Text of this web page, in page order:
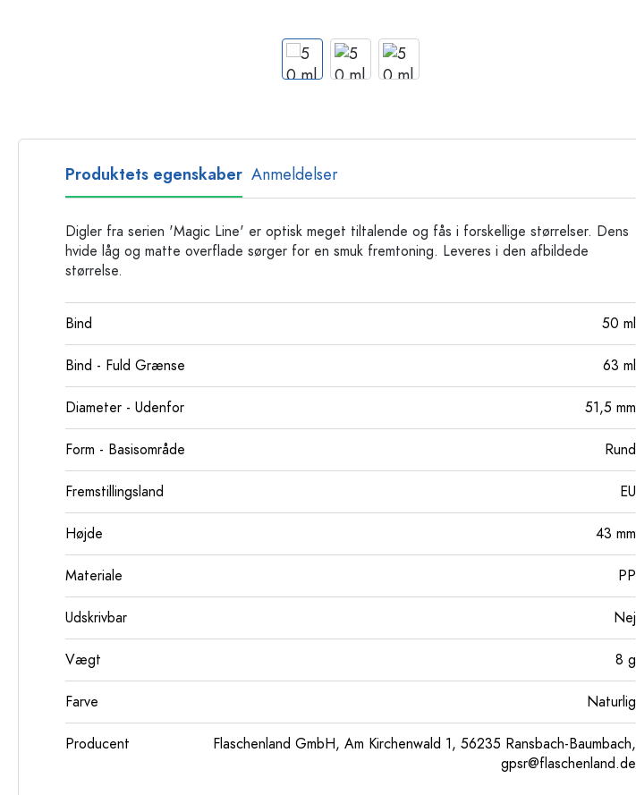
Produktets egenskaber Anmeldelser
Digler fra serien 'Magic Line' er optisk meget tiltalende og fås i forskellige størrelser. Dens
hvide låg og matte overflade sørger for en smuk fremtoning. Leveres i den afbildede
størrelse.
Bind 50 ml
Bind - Fuld Grænse 63 ml
Diameter - Udenfor 51,5 mm
Form - Basisområde Rund
Fremstillingsland EU
Højde 43 mm
Materiale PP
Udskrivbar Nej
Vægt 8 g
Farve Naturlig
Producent
Flaschenland GmbH, Am Kirchenwald 1, 56235 Ransbach-Baumbach,
gpsr@flaschenland.de